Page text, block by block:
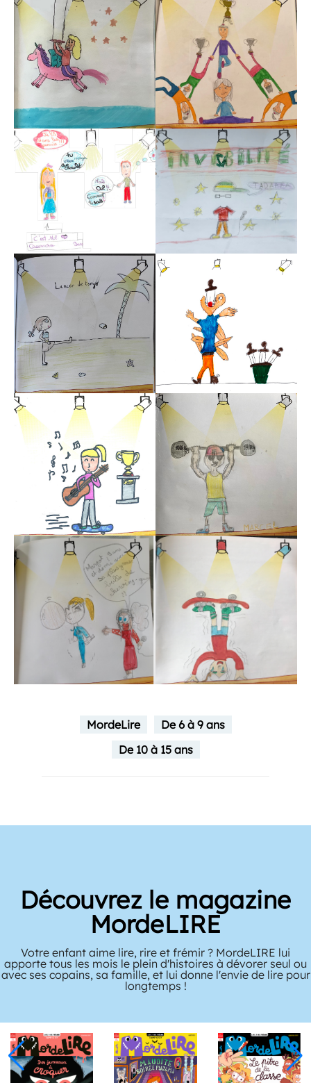
MordeLire
De 6 à 9 ans
De 10 à 15 ans
Découvrez le magazine
MordeLIRE
Votre enfant aime lire, rire et frémir ? MordeLIRE lui
apporte tous les mois le plein d'histoires à dévorer seul ou
avec ses copains, sa famille, et lui donne l'envie de lire pour
longtemps !